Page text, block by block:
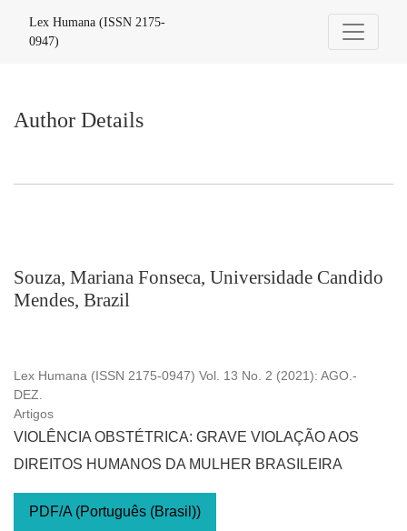
Lex Humana (ISSN 2175-
0947)
Author Details
Souza, Mariana Fonseca, Universidade Candido
Mendes, Brazil
Lex Humana (ISSN 2175-0947) Vol. 13 No. 2 (2021): AGO.-
DEZ.
Artigos
VIOLÊNCIA OBSTÉTRICA: GRAVE VIOLAÇÃO AOS
DIREITOS HUMANOS DA MULHER BRASILEIRA
PDF/A (Português (Brasil))